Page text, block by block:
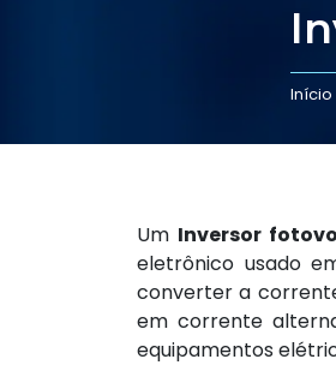
Início
Um Inversor
eletrônico usado
converter a
em corrente
equipamentos